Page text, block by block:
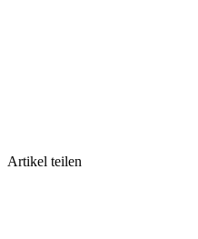
Artikel teilen